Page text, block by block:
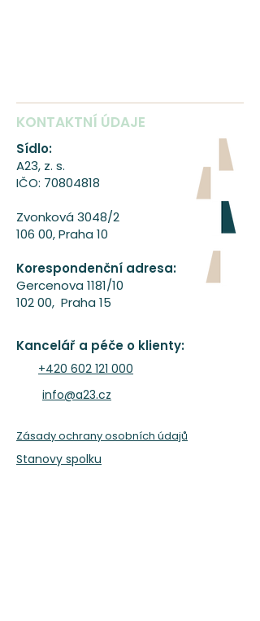
KONTAKTNÍ ÚDAJE
Sídlo:
A23, z. s.
IČO: 70804818
Zvonková 3048/2
106 00, Praha 10
Korespondenční adresa:
Gercenova 1181/10
102 00, Praha 15
Kancelář a péče o klienty:
+420 602 121 000
info@a23.cz
Zásady ochrany osobních údajů
Stanovy spolku